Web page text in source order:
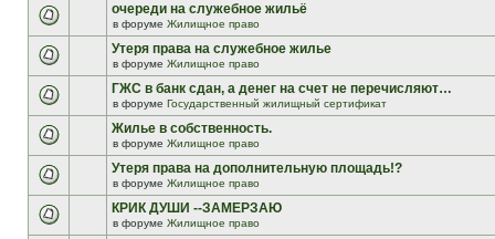
очереди на служебное жильё
в форуме Жилищное право
Утеря права на служебное жилье
в форуме Жилищное право
ГЖС в банк сдан, а денег на счет не перечисляют…
в форуме Государственный жилищный сертификат
Жилье в собственность.
в форуме Жилищное право
Утеря права на дополнительную площадь!?
в форуме Жилищное право
КРИК ДУШИ --ЗАМЕРЗАЮ
в форуме Жилищное право